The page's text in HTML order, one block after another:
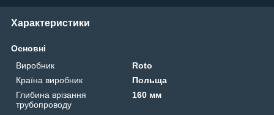
Характеристики
Основні
Виробник
Roto
Країна виробник
Польща
Глибина врізання
трубопроводу
160 мм